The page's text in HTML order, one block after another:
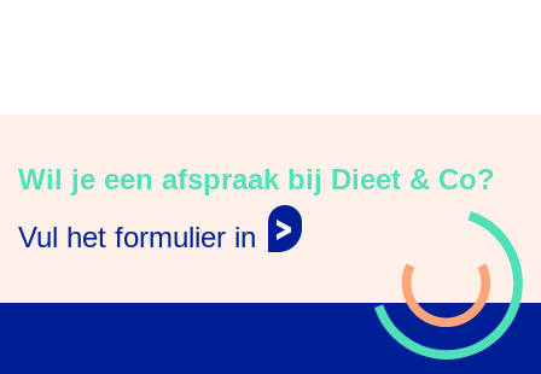
Wil je een afspraak bij Dieet & Co?
Vul het formulier in